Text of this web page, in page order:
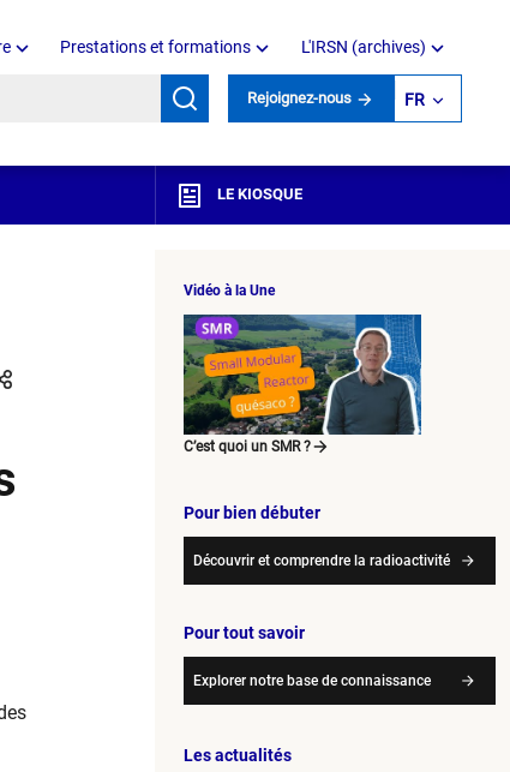
Prestations et formations L'IRSN (archives)
clés Rejoignez-nous FR
LE KIOSQUE
Vidéo à la Une
C’est quoi un SMR ?
Pour bien débuter
Découvrir et comprendre la radioactivité
Pour tout savoir
Explorer notre base de connaissance
Les actualités